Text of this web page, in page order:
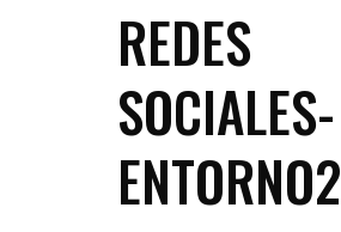
REDES
SOCIALES-
ENTORNO2